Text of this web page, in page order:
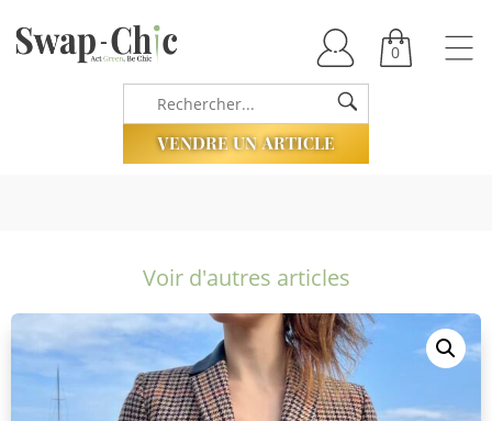
0
VENDRE UN ARTICLE
Voir d'autres articles